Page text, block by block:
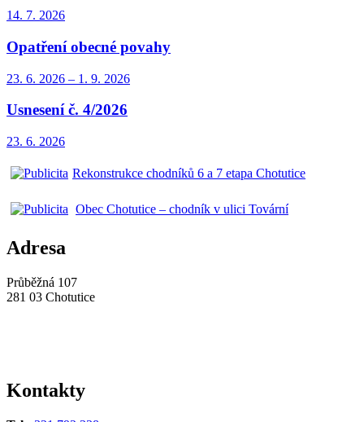
14. 7. 2026
Opatření obecné povahy
23. 6. 2026 – 1. 9. 2026
Usnesení č. 4/2026
23. 6. 2026
Rekonstrukce chodníků 6 a 7 etapa Chotutice
Obec Chotutice – chodník v ulici Tovární
Adresa
Průběžná 107
281 03 Chotutice
Kontakty